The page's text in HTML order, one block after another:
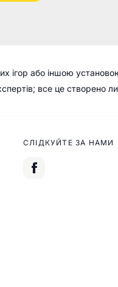
ігор або іншою
все це створено
СЛІДКУЙТЕ ЗА НАМИ